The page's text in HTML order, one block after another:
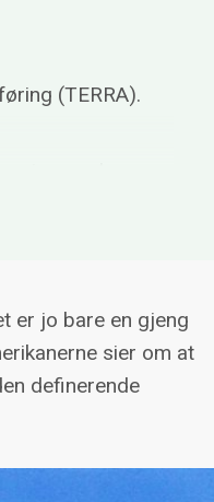
(TERRA).
interesser.
prosjektet.
er jo bare en gjeng
sier om at
definerende